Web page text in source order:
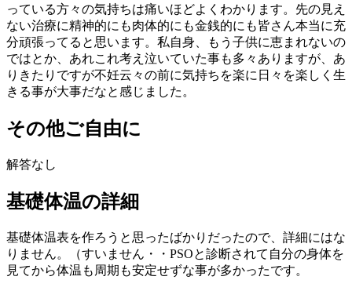
っている方々の気持ちは痛いほどよくわかります。先の見え
ない治療に精神的にも肉体的にも金銭的にも皆さん本当に充
分頑張ってると思います。私自身、もう子供に恵まれないの
ではとか、あれこれ考え泣いていた事も多々ありますが、あ
りきたりですが不妊云々の前に気持ちを楽に日々を楽しく生
きる事が大事だなと感じました。
その他ご自由に
解答なし
基礎体温の詳細
基礎体温表を作ろうと思ったばかりだったので、詳細にはな
りません。（すいません・・PSOと診断されて自分の身体を
見てから体温も周期も安定せずな事が多かったです。